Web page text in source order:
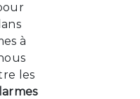
à
les